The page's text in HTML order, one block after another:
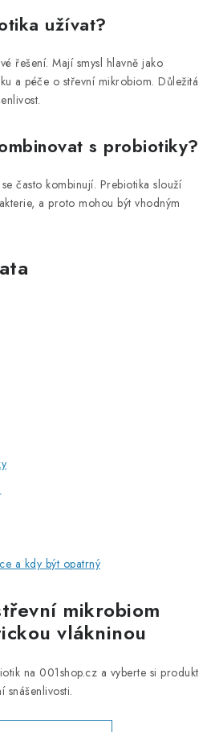
užívat?
řešení. Mají smysl hlavně jako
a péče o střevní mikrobiom. Důležitá
s probiotiky?
často kombinují. Prebiotika slouží
a proto mohou být vhodným
a kdy být opatrný
mikrobiom
vlákninou
na 001shop.cz a vyberte si produkt
snášenlivosti.